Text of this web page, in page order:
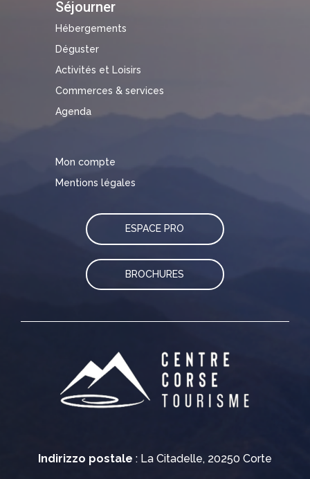
Indirizzo postale : La Citadelle, 20250 Corte
Séjourner
Hébergements
Déguster
Activités et Loisirs
Commerces & services
Agenda
Mon compte
Mentions légales
ESPACE PRO
BROCHURES